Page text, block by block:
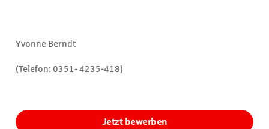
Yvonne Berndt
(Telefon: 0351- 4235-418)
Jetzt bewerben